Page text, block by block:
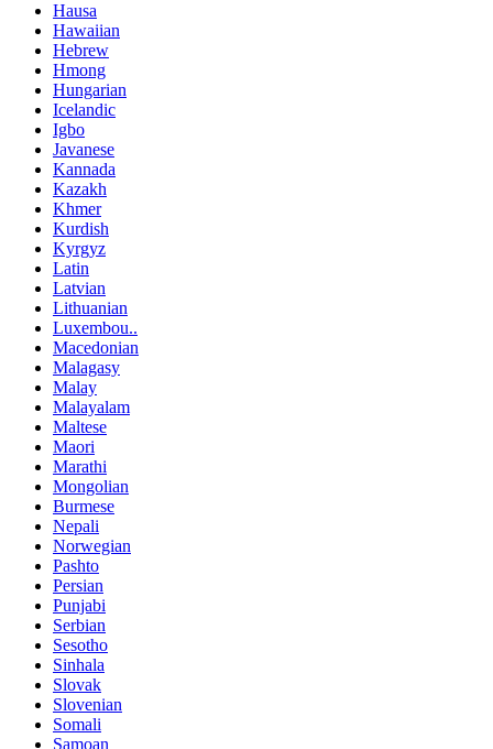
Hausa
Hawaiian
Hebrew
Hmong
Hungarian
Icelandic
Igbo
Javanese
Kannada
Kazakh
Khmer
Kurdish
Kyrgyz
Latin
Latvian
Lithuanian
Luxembou..
Macedonian
Malagasy
Malay
Malayalam
Maltese
Maori
Marathi
Mongolian
Burmese
Nepali
Norwegian
Pashto
Persian
Punjabi
Serbian
Sesotho
Sinhala
Slovak
Slovenian
Somali
Samoan